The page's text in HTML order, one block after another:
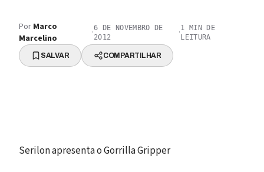
Por Marco
Marcelino
·6 DE NOVEMBRO DE
2012
·1 MIN DE
LEITURA
SALVAR COMPARTILHAR
Serilon apresenta o Gorrilla Gripper